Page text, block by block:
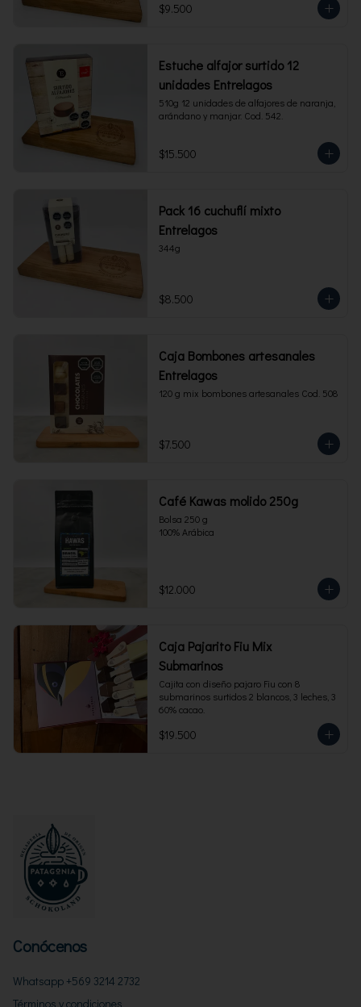
$9.500
Estuche alfajor surtido 12
unidades Entrelagos
510g 12 unidades de alfajores de naranja,
arándano y manjar. Cod. 542.
$15.500
Pack 16 cuchuflí mixto
Entrelagos
344g
$8.500
Caja Bombones artesanales
Entrelagos
120 g mix bombones artesanales Cod. 508
$7.500
Café Kawas molido 250g
Bolsa 250 g
100% Arábica
$12.000
Caja Pajarito Fiu Mix
Submarinos
Cajita con diseño pajaro Fiu con 8
submarinos surtidos 2 blancos, 3 leches, 3
60% cacao.
$19.500
Conócenos
Whatsapp +569 3214 2732
Términos y condiciones